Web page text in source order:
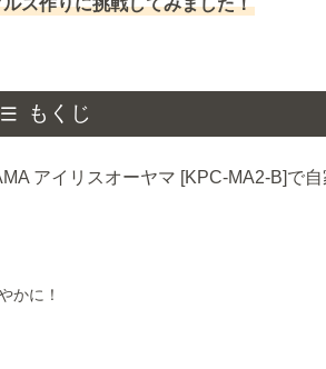
もくじ
アイリスオーヤマ [KPC-MA2-B]で自
かに！